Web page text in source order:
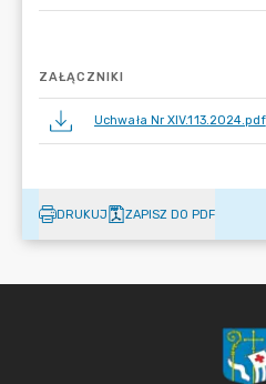
ZAŁĄCZNIKI
Uchwała Nr XIV.113.2024.pdf
DRUKUJ ZAPISZ DO PDF